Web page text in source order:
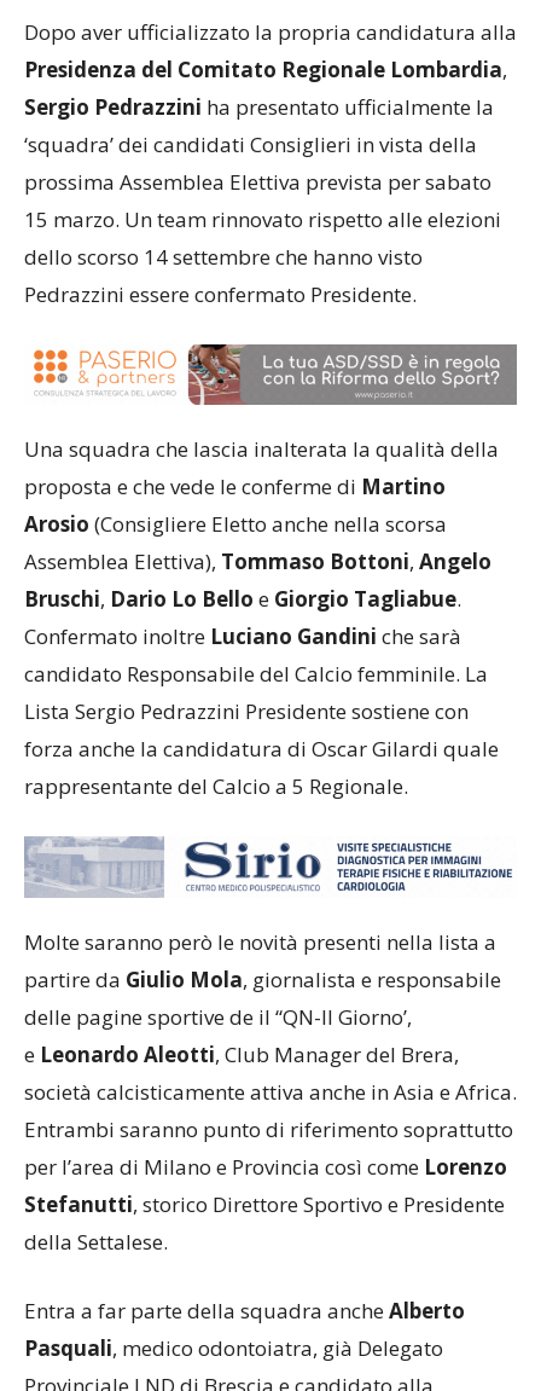
Dopo aver ufficializzato la propria candidatura alla
Presidenza del Comitato Regionale Lombardia,
Sergio Pedrazzini ha presentato ufficialmente la
‘squadra’ dei candidati Consiglieri in vista della
prossima Assemblea Elettiva prevista per sabato
15 marzo. Un team rinnovato rispetto alle elezioni
dello scorso 14 settembre che hanno visto
Pedrazzini essere confermato Presidente.
Una squadra che lascia inalterata la qualità della
proposta e che vede le conferme di Martino
Arosio (Consigliere Eletto anche nella scorsa
Assemblea Elettiva), Tommaso Bottoni, Angelo
Bruschi, Dario Lo Bello e Giorgio Tagliabue.
Confermato inoltre Luciano Gandini che sarà
candidato Responsabile del Calcio femminile. La
Lista Sergio Pedrazzini Presidente sostiene con
forza anche la candidatura di Oscar Gilardi quale
rappresentante del Calcio a 5 Regionale.
Molte saranno però le novità presenti nella lista a
partire da Giulio Mola, giornalista e responsabile
delle pagine sportive de il “QN-Il Giorno’,
e Leonardo Aleotti, Club Manager del Brera,
società calcisticamente attiva anche in Asia e Africa.
Entrambi saranno punto di riferimento soprattutto
per l’area di Milano e Provincia così come Lorenzo
Stefanutti, storico Direttore Sportivo e Presidente
della Settalese.
Entra a far parte della squadra ancheAlberto
Pasquali, medico odontoiatra, già Delegato
Provinciale LND di Brescia e candidato alla